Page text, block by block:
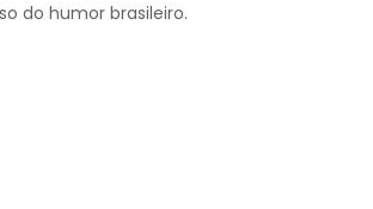
do humor brasileiro.